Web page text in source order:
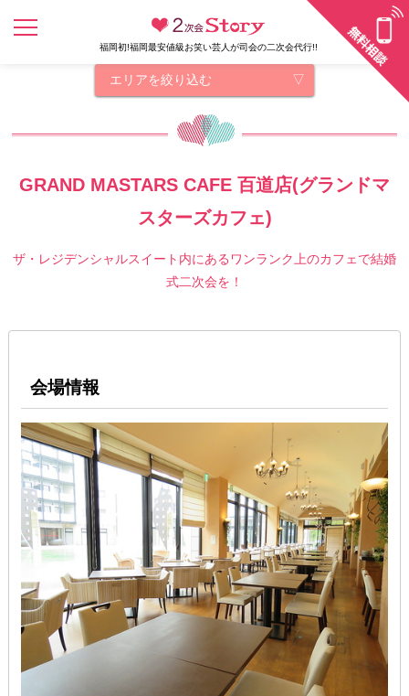
福岡初!福岡最安値級お笑い芸人が司会の二次会代行!!
エリアを絞り込む
GRAND MASTARS CAFE 百道店(グランドマ
スターズカフェ)
ザ・レジデンシャルスイート内にあるワンランク上のカフェで結婚
式二次会を！
会場情報